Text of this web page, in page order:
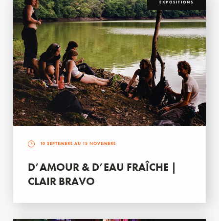
EXPOSITIONS
10 SEPTEMBRE AU 15 NOVEMBRE
D’AMOUR & D’EAU FRAÎCHE |
CLAIR BRAVO